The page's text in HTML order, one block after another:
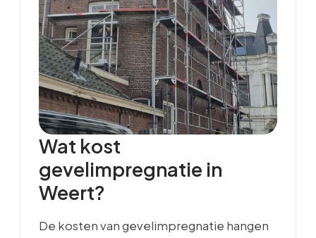
Wat kost
gevelimpregnatie in
Weert?
De kosten van gevelimpregnatie hangen